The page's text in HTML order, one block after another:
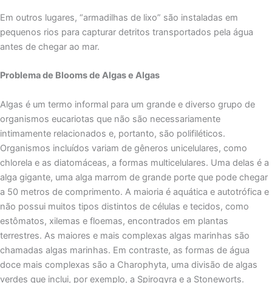
Em outros lugares, “armadilhas de lixo” são instaladas em
pequenos rios para capturar detritos transportados pela água
antes de chegar ao mar.
Problema de Blooms de Algas e Algas
Algas é um termo informal para um grande e diverso grupo de
organismos eucariotas que não são necessariamente
intimamente relacionados e, portanto, são polifiléticos.
Organismos incluídos variam de gêneros unicelulares, como
chlorela e as diatomáceas, a formas multicelulares. Uma delas é a
alga gigante, uma alga marrom de grande porte que pode chegar
a 50 metros de comprimento. A maioria é aquática e autotrófica e
não possui muitos tipos distintos de células e tecidos, como
estômatos, xilemas e floemas, encontrados em plantas
terrestres. As maiores e mais complexas algas marinhas são
chamadas algas marinhas. Em contraste, as formas de água
doce mais complexas são a Charophyta, uma divisão de algas
verdes que inclui, por exemplo, a Spirogyra e a Stoneworts.